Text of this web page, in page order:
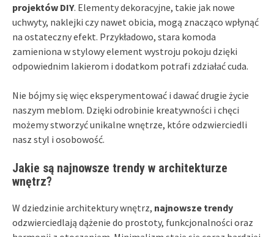
projektów DIY. Elementy dekoracyjne, takie jak nowe
uchwyty, naklejki czy nawet obicia, mogą znacząco wpłynąć
na ostateczny efekt. Przykładowo, stara komoda
zamieniona w stylowy element wystroju pokoju dzięki
odpowiednim lakierom i dodatkom potrafi zdziałać cuda.
Nie bójmy się więc eksperymentować i dawać drugie życie
naszym meblom. Dzięki odrobinie kreatywności i chęci
możemy stworzyć unikalne wnętrze, które odzwierciedli
nasz styl i osobowość.
Jakie są najnowsze trendy w architekturze
wnętrz?
W dziedzinie architektury wnętrz, najnowsze trendy
odzwierciedlają dążenie do prostoty, funkcjonalności oraz